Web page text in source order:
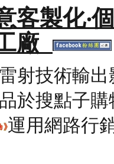
客製化‧
廠
射技術輸
於搜點子
運用網路行